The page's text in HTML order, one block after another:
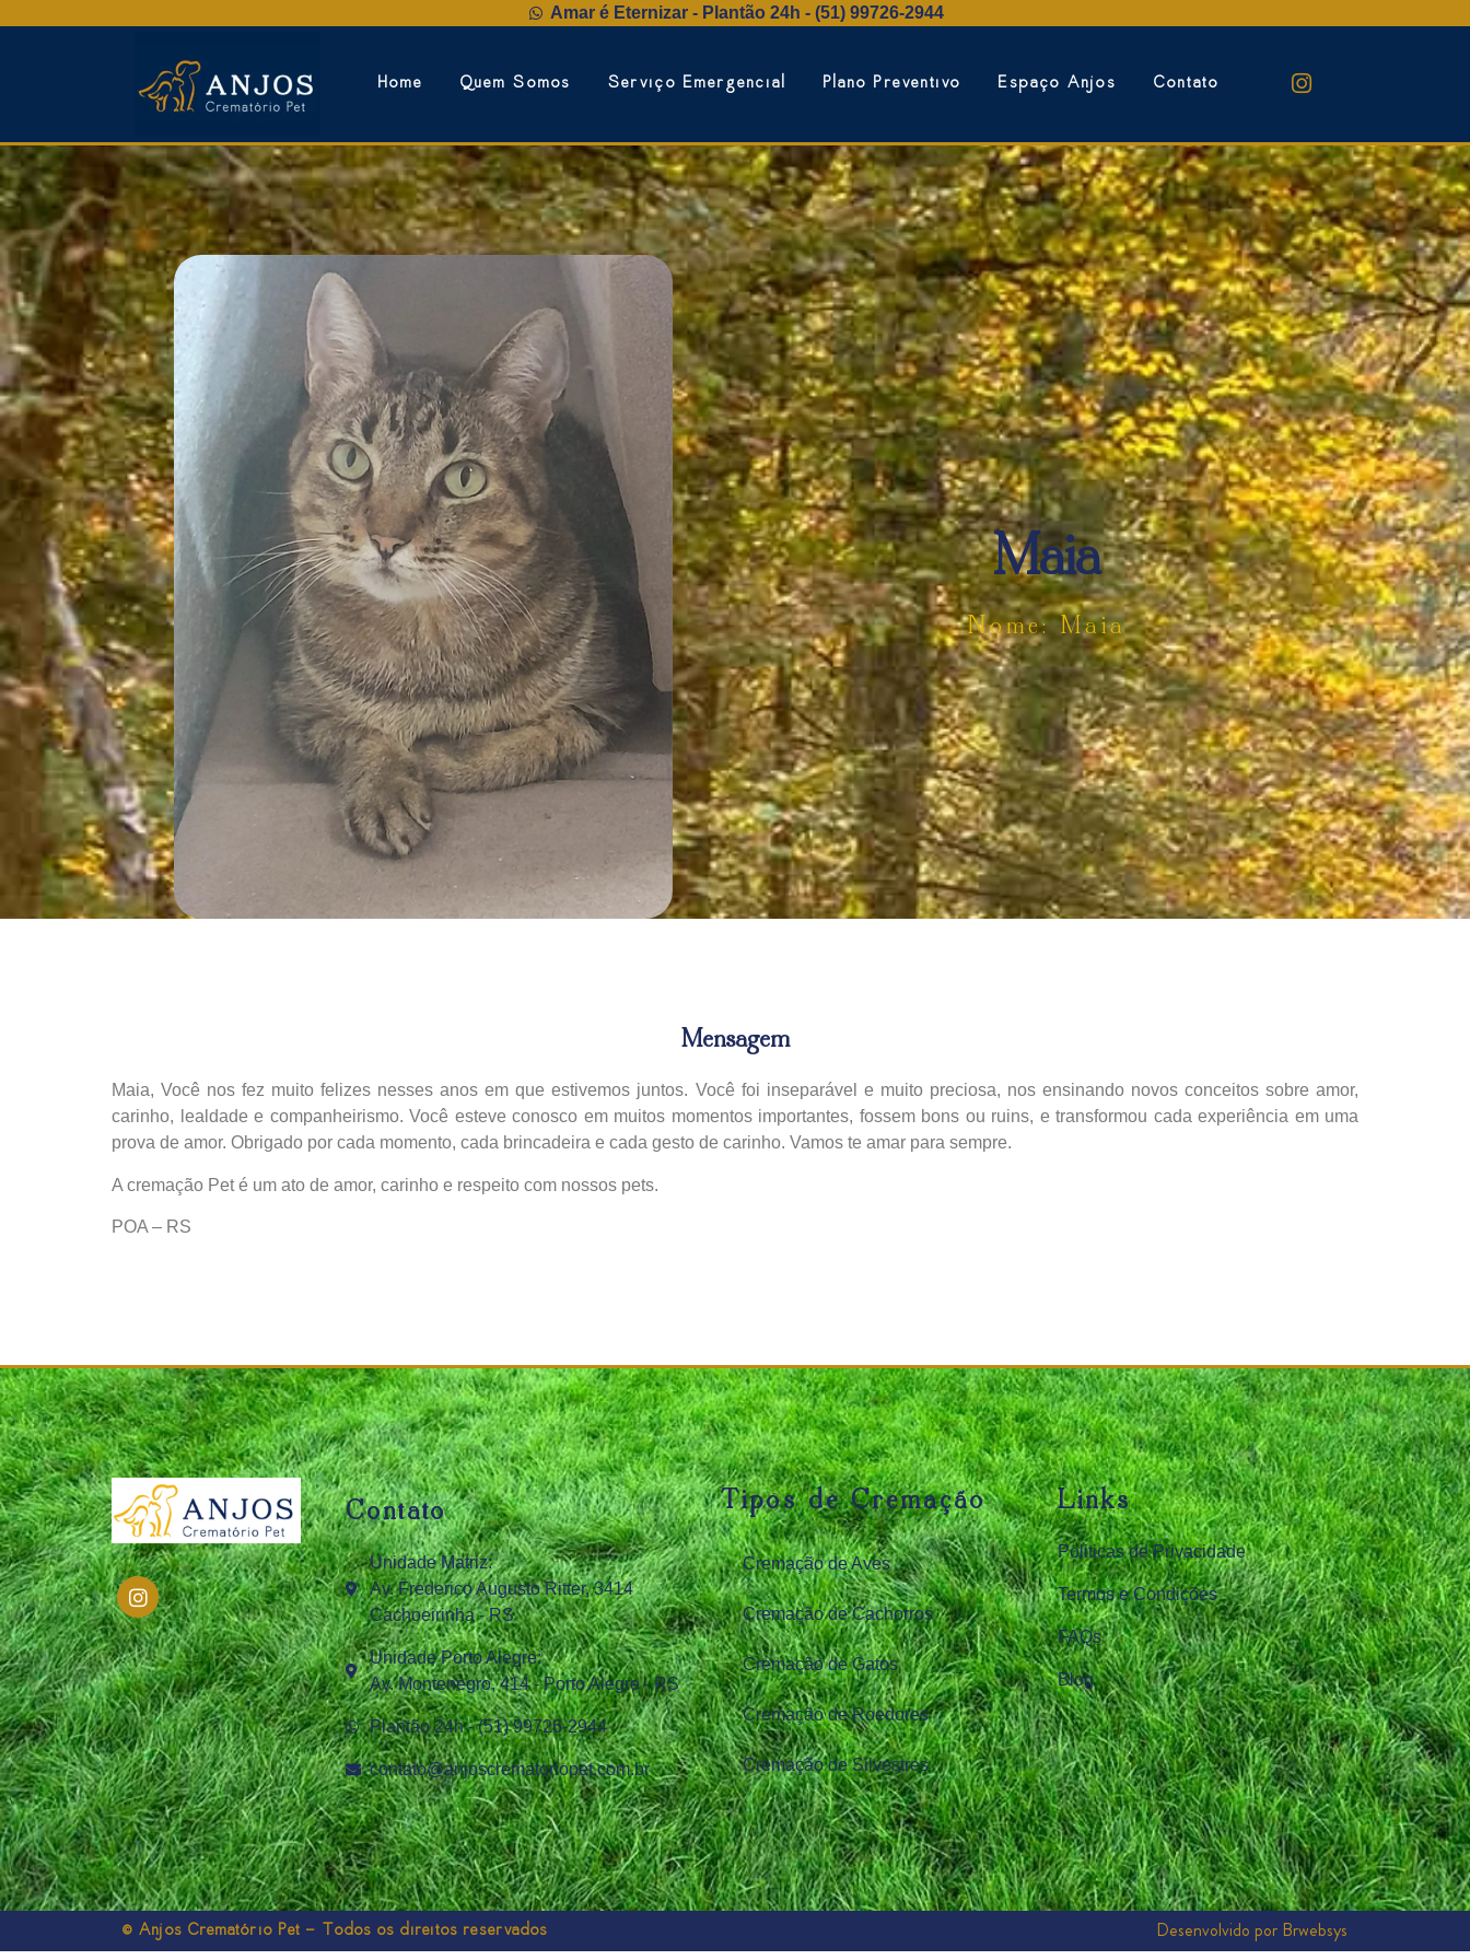
Amar é Eternizar - Plantão 24h - (51) 99726‑2944
Home Quem Somos Serviço Emergencial Plano Preventivo Espaço Anjos Contato
Maia
Nome: Maia
Mensagem
Maia, Você nos fez muito felizes nesses anos em que estivemos juntos. Você foi inseparável e muito preciosa, nos ensinando novos conceitos sobre amor,
carinho, lealdade e companheirismo. Você esteve conosco em muitos momentos importantes, fossem bons ou ruins, e transformou cada experiência em uma
prova de amor. Obrigado por cada momento, cada brincadeira e cada gesto de carinho. Vamos te amar para sempre.
A cremação Pet é um ato de amor, carinho e respeito com nossos pets.
POA – RS
Contato
Unidade Matriz:
Av. Frederico Augusto Ritter, 3414
Cachoeirinha - RS
Unidade Porto Alegre:
Av. Montenegro, 414 - Porto Alegre - RS
Plantão 24h - (51) 99726‑2944
contato@anjoscrematoriopet.com.br
Tipos de Cremação
Cremação de Aves
Cremação de Cachorros
Cremação de Gatos
Cremação de Roedores
Cremação de Silvestres
Links
Politicas de Privacidade
Termos e Condições
FAQs
Blog
© Anjos Crematório Pet - Todos os direitos reservados Desenvolvido por Brwebsys